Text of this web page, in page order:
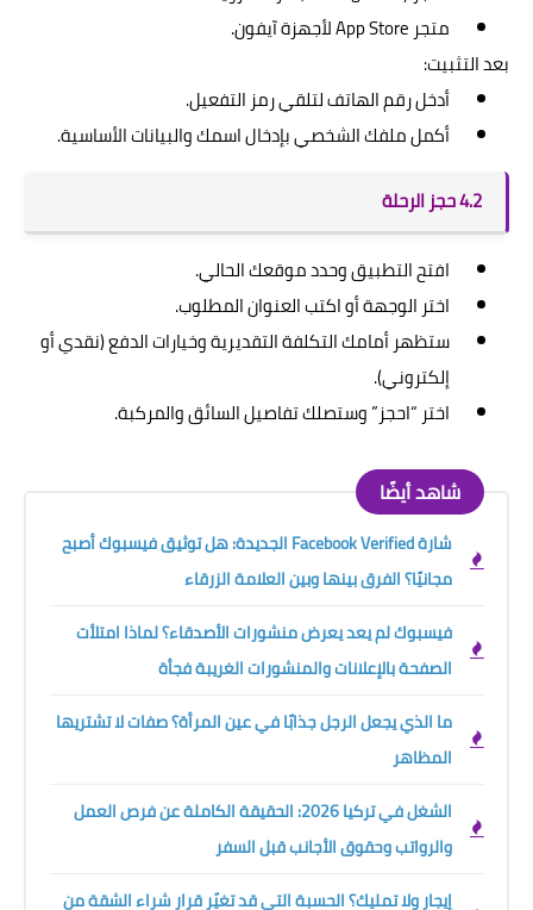
متجر App Store لأجهزة آيفون.
بعد التثبيت:
أدخل رقم الهاتف لتلقي رمز التفعيل.
أكمل ملفك الشخصي بإدخال اسمك والبيانات الأساسية.
4.2 حجز الرحلة
افتح التطبيق وحدد موقعك الحالي.
اختر الوجهة أو اكتب العنوان المطلوب.
ستظهر أمامك التكلفة التقديرية وخيارات الدفع (نقدي أو
إلكتروني).
اختر “احجز” وستصلك تفاصيل السائق والمركبة.
شاهد أيضًا
شارة Facebook Verified الجديدة: هل توثيق فيسبوك أصبح
مجانيًا؟ الفرق بينها وبين العلامة الزرقاء
فيسبوك لم يعد يعرض منشورات الأصدقاء؟ لماذا امتلأت
الصفحة بالإعلانات والمنشورات الغريبة فجأة
ما الذي يجعل الرجل جذابًا في عين المرأة؟ صفات لا تشتريها
المظاهر
الشغل في تركيا 2026: الحقيقة الكاملة عن فرص العمل
والرواتب وحقوق الأجانب قبل السفر
إيجار ولا تمليك؟ الحسبة التي قد تغيّر قرار شراء الشقة من